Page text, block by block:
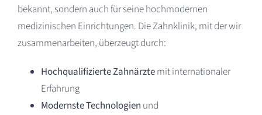
bekannt, sondern auch für seine hochmodernen
medizinischen Einrichtungen. Die Zahnklinik, mit der wir
zusammenarbeiten, überzeugt durch:
Hochqualifizierte Zahnärztemit internationaler
Erfahrung
Modernste Technologien und